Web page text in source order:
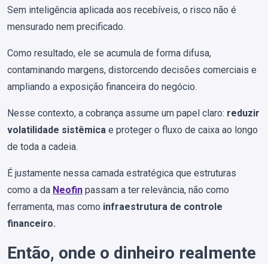
Sem inteligência aplicada aos recebíveis, o risco não é
mensurado nem precificado.
Como resultado, ele se acumula de forma difusa,
contaminando margens, distorcendo decisões comerciais e
ampliando a exposição financeira do negócio.
Nesse contexto, a cobrança assume um papel claro: reduzir
volatilidade sistêmica e proteger o fluxo de caixa ao longo
de toda a cadeia.
É justamente nessa camada estratégica que estruturas
como a da Neofin passam a ter relevância, não como
ferramenta, mas como infraestrutura de controle
financeiro.
Então, onde o dinheiro realmente